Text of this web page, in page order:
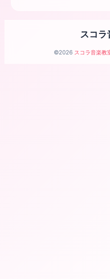
スコラ
©2026 スコラ音楽教